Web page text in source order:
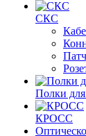
СКС
Полки
КРОСС